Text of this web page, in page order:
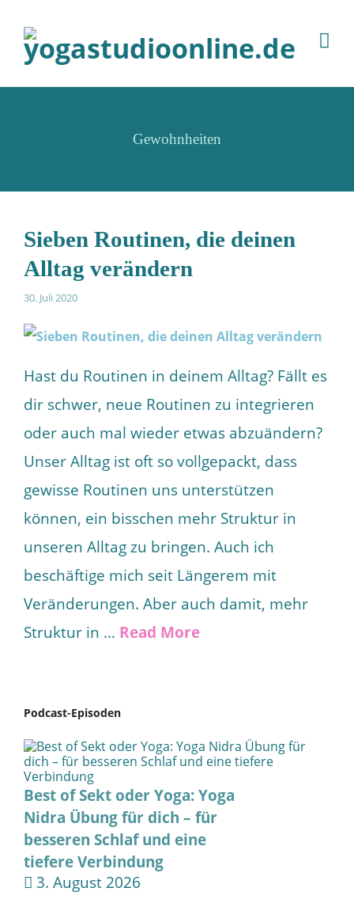
Gewohnheiten
Sieben Routinen, die deinen
Alltag verändern
30. Juli 2020
Hast du Routinen in deinem Alltag? Fällt es
dir schwer, neue Routinen zu integrieren
oder auch mal wieder etwas abzuändern?
Unser Alltag ist oft so vollgepackt, dass
gewisse Routinen uns unterstützen
können, ein bisschen mehr Struktur in
unseren Alltag zu bringen. Auch ich
beschäftige mich seit Längerem mit
Veränderungen. Aber auch damit, mehr
Struktur in … Read More
Podcast-Episoden
Best of Sekt oder Yoga: Yoga
Nidra Übung für dich – für
besseren Schlaf und eine
tiefere Verbindung
3. August 2026